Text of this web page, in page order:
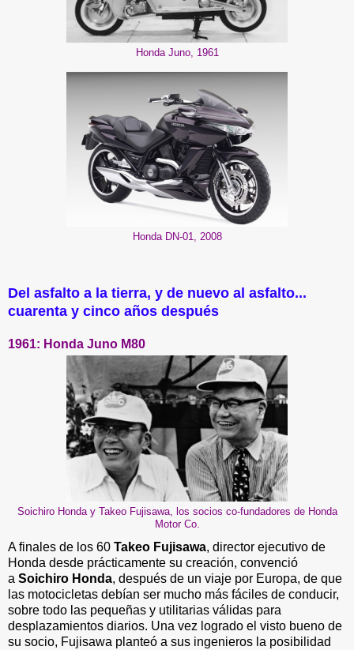
Honda Juno, 1961
Honda DN-01, 2008
Del asfalto a la tierra, y de nuevo al asfalto...
cuarenta y cinco años después
1961: Honda Juno M80
Soichiro Honda y Takeo Fujisawa, los socios co-fundadores de Honda
Motor Co.
A finales de los 60 Takeo Fujisawa, director ejecutivo de
Honda desde prácticamente su creación, convenció
a Soichiro Honda, después de un viaje por Europa, de que
las motocicletas debían ser mucho más fáciles de conducir,
sobre todo las pequeñas y utilitarias válidas para
desplazamientos diarios. Una vez logrado el visto bueno de
su socio, Fujisawa planteó a sus ingenieros la posibilidad